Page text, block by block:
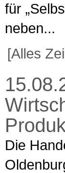
für
neben...
[Alles
Die